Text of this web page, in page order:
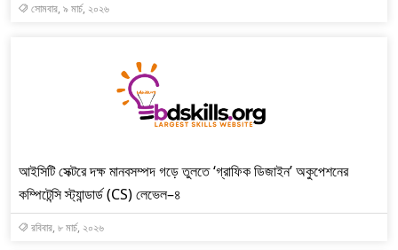
সোমবার, ৯ মার্চ, ২০২৬
আইসিটি সেক্টরে দক্ষ মানবসম্পদ গড়ে তুলতে ‘গ্রাফিক ডিজাইন’ অকুপেশনের
কম্পিটেন্সি স্ট্যান্ডার্ড (CS) লেভেল–৪
রবিবার, ৮ মার্চ, ২০২৬